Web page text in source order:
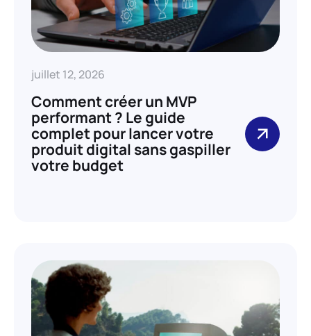
juillet 12, 2026
Comment créer un MVP
performant ? Le guide
complet pour lancer votre
produit digital sans gaspiller
votre budget